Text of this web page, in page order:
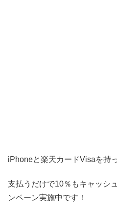
iPhoneと楽天カードVisaを持
支払うだけで10％もキャッシ
ンペーン実施中です！